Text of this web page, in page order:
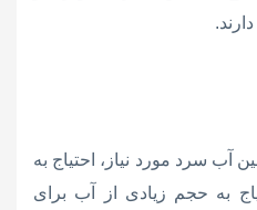
آب سرد مورد نیاز، احتیاج به
به حجم زیادی از آب برای